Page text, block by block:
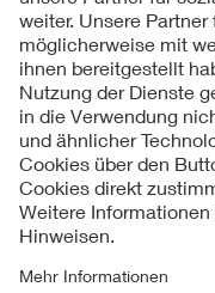
Kontakt
Impressum
Datenschutzinformationen
Cookie Hinweise
Compliance